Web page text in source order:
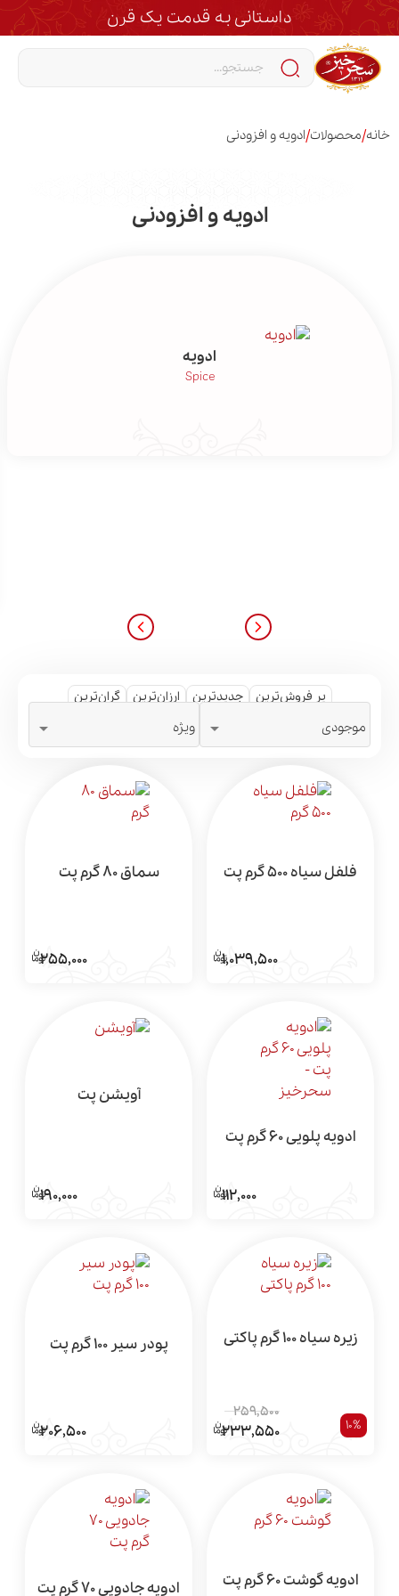
داستانی به قدمت یک قرن
خانه/محصولات/ادویه و افزودنی
ادویه و افزودنی
ادویه
Spice
پر فروش‌ترین جدیدترین ارزان‌ترین گران‌ترین
موجودی  ویژه 
فلفل سیاه 500 گرم پت
1,039,500
سماق 80 گرم پت
255,000
ادویه پلویی 60 گرم پت
112,000
آویشن پت
190,000
زیره سیاه 100 گرم پاکتی
10%
259,500
233,550
پودر سیر 100 گرم پت
206,500
ادویه گوشت 60 گرم پت ادویه جادویی 70 گرم پت